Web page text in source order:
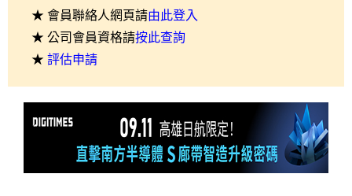
★ 會員聯絡人網頁請由此登入
★ 公司會員資格請按此查詢
★ 評估申請